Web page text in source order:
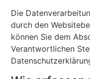
Die
durch den
können Sie dem
Verantwortlichen